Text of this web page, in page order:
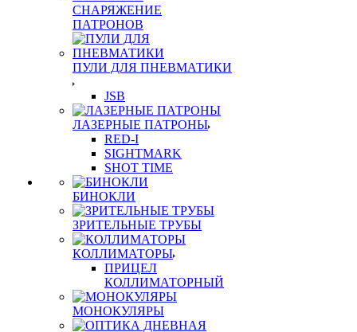
СНАРЯЖЕНИЕ
ПАТРОНОВ
ПУЛИ ДЛЯ ПНЕВМАТИКИ
JSB
ЛАЗЕРНЫЕ ПАТРОНЫ
RED-I
SIGHTMARK
SHOT TIME
БИНОКЛИ
ЗРИТЕЛЬНЫЕ ТРУБЫ
КОЛЛИМАТОРЫ
ПРИЦЕЛ
КОЛЛИМАТОРНЫЙ
МОНОКУЛЯРЫ